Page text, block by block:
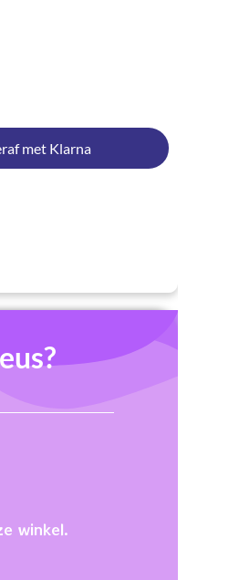
met Klarna
winkel.